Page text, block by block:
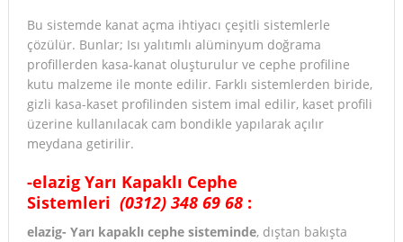
Bu sistemde kanat açma ihtiyacı çeşitli sistemlerle
çözülür. Bunlar; Isı yalıtımlı alüminyum doğrama
profillerden kasa-kanat oluşturulur ve cephe profiline
kutu malzeme ile monte edilir. Farklı sistemlerden biride,
gizli kasa-kaset profilinden sistem imal edilir, kaset profili
üzerine kullanılacak cam bondikle yapılarak açılır
meydana getirilir.
-elazig Yarı Kapaklı Cephe
Sistemleri (0312) 348 69 68 :
elazig- Yarı kapaklı cephe sisteminde, dıştan bakışta